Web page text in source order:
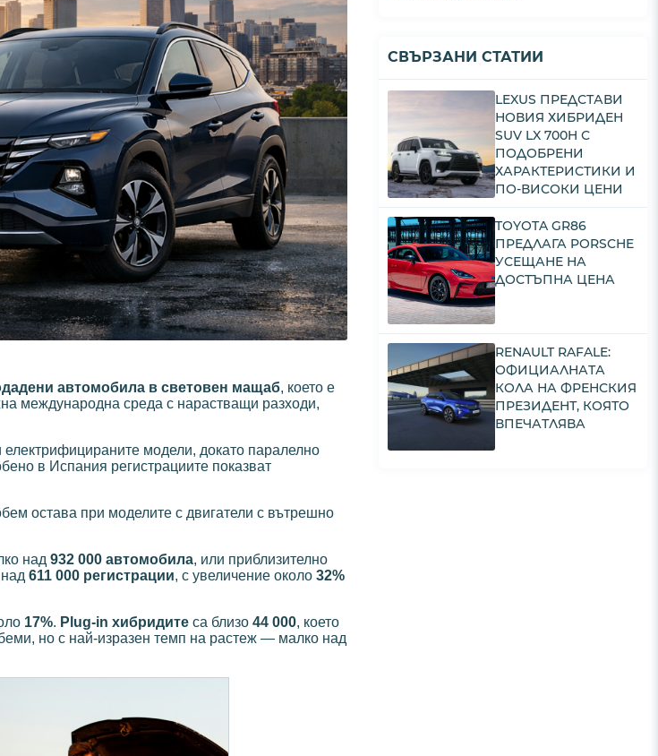
автомобила в световен мащаб, което е
международна среда с нарастващи разходи,
електрифицираните модели, докато паралелно
в Испания регистрациите показват
остава при моделите с двигатели с вътрешно
над 932 000 автомобила, или приблизително
611 000 регистрации, с увеличение около 32%
17%. Plug-in хибридите са близо 44 000, което
но с най-изразен темп на растеж — малко над
СВЪРЗАНИ СТАТИИ
LEXUS ПРЕДСТАВИ
НОВИЯ ХИБРИДЕН
SUV LX 700H С
ПОДОБРЕНИ
ХАРАКТЕРИСТИКИ И
ПО-ВИСОКИ ЦЕНИ
TOYOTA GR86
ПРЕДЛАГА PORSCHE
УСЕЩАНЕ НА
ДОСТЪПНА ЦЕНА
RENAULT RAFALE:
ОФИЦИАЛНАТА
КОЛА НА ФРЕНСКИЯ
ПРЕЗИДЕНТ, КОЯТО
ВПЕЧАТЛЯВА